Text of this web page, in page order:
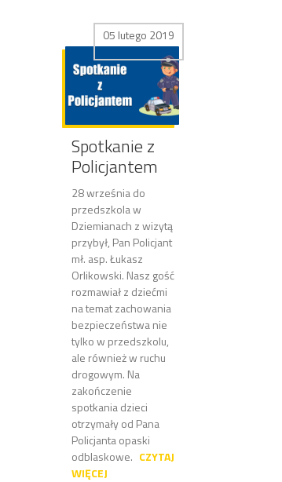
05 lutego 2019
Spotkanie z
Policjantem
28 września do
przedszkola w
Dziemianach z wizytą
przybył, Pan Policjant
mł. asp. Łukasz
Orlikowski. Nasz gość
rozmawiał z dziećmi
na temat zachowania
bezpieczeństwa nie
tylko w przedszkolu,
ale również w ruchu
drogowym. Na
zakończenie
spotkania dzieci
otrzymały od Pana
Policjanta opaski
odblaskowe. CZYTAJ
WIĘCEJ